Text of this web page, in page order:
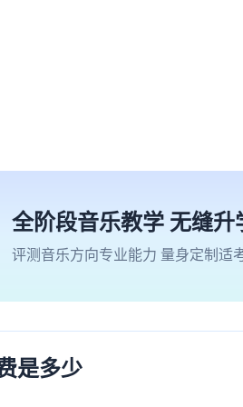
全阶段音乐教学 无缝升
评测音乐方向专业能力 量身定制适
是多少